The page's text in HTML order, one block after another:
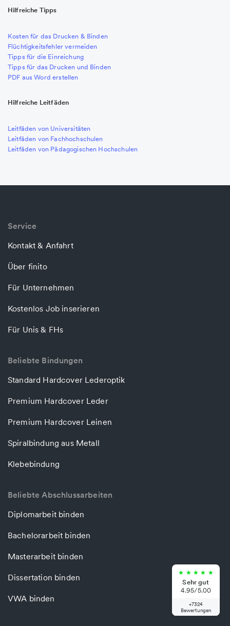
Hilfreiche Tipps
Kosten für das Drucken & Binden
Flüchtigkeitsfehler vermeiden
Tipps für die Einreichung
Tipps für das Drucken und Binden
PDF aus Word erstellen
Hilfreiche Leitfäden
Leitfäden von Universitäten
Leitfäden von Fachhochschulen
Leitfäden von Pädagogischen Hochschulen
Service
Kontakt & Anfahrt
Über finito
Für Unternehmen
Kostenlos Job inserieren
Für Unis & FHs
Beliebte Bindungen
Standard Hardcover Lederoptik
Premium Hardcover Leder
Premium Hardcover Leinen
Spiralbindung aus Metall
Klebebindung
Beliebte Abschlussarbeiten
Diplomarbeit binden
Bachelorarbeit binden
Masterarbeit binden
Dissertation binden
VWA binden
★
★
★
★
★
Sehr gut
4.95/5.00
+7324
Bewertungen